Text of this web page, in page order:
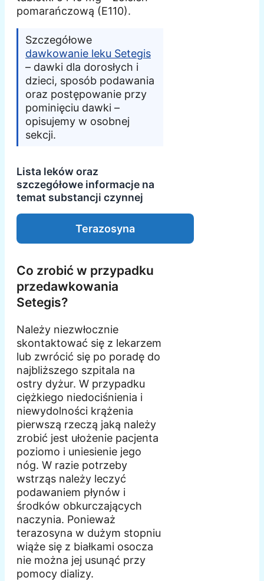
pomarańczową (E110).
Szczegółowe
dawkowanie leku Setegis
– dawki dla dorosłych i
dzieci, sposób podawania
oraz postępowanie przy
pominięciu dawki –
opisujemy w osobnej
sekcji.
Lista leków oraz
szczegółowe informacje na
temat substancji czynnej
Terazosyna
Co zrobić w przypadku
przedawkowania
Setegis?
Należy niezwłocznie
skontaktować się z lekarzem
lub zwrócić się po poradę do
najbliższego szpitala na
ostry dyżur. W przypadku
ciężkiego niedociśnienia i
niewydolności krążenia
pierwszą rzeczą jaką należy
zrobić jest ułożenie pacjenta
poziomo i uniesienie jego
nóg. W razie potrzeby
wstrząs należy leczyć
podawaniem płynów i
środków obkurczających
naczynia. Ponieważ
terazosyna w dużym stopniu
wiąże się z białkami osocza
nie można jej usunąć przy
pomocy dializy.